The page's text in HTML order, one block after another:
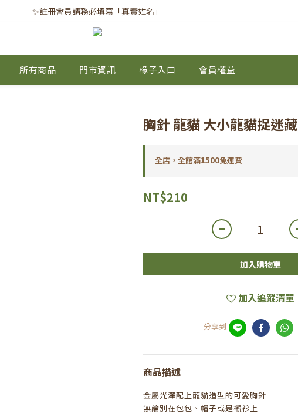
✨註冊會員請務必填寫「真實姓名」
✨註冊會員請務必填寫「真實姓名」
｜每月8日｜會員滿千免運日
✨註冊會員請務必填寫「真實姓名」
所有商品 門市資訊 橡子入口 會員權益
胸針 龍貓 大小龍貓捉迷藏
全店，全館滿1500免運費
NT$210
加入購物車
加入追蹤清單
分享到
商品描述
金屬光澤配上龍貓造型的可愛胸針
無論別在包包、帽子或是襯衫上